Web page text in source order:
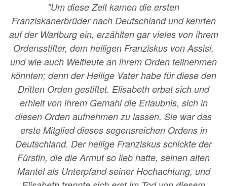
"Um diese Zeit kamen die ersten
Franziskanerbrüder nach Deutschland und kehrten
auf der Wartburg ein, erzählten gar vieles von ihrem
Ordensstifter, dem heiligen Franziskus von Assisi,
und wie auch Weltleute an ihrem Orden teilnehmen
könnten; denn der Heilige Vater habe für diese den
Dritten Orden gestiftet. Elisabeth erbat sich und
erhielt von ihrem Gemahl die Erlaubnis, sich in
diesen Orden aufnehmen zu lassen. Sie war das
erste Mitglied dieses segensreichen Ordens in
Deutschland. Der heilige Franziskus schickte der
Fürstin, die die Armut so lieb hatte, seinen alten
Mantel als Unterpfand seiner Hochachtung, und